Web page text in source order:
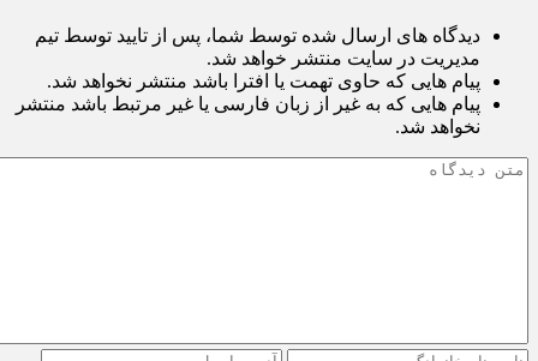
دیدگاه های ارسال شده توسط شما، پس از تایید توسط تیم
مدیریت در سایت منتشر خواهد شد.
پیام هایی که حاوی تهمت یا افترا باشد منتشر نخواهد شد.
پیام هایی که به غیر از زبان فارسی یا غیر مرتبط باشد منتشر
نخواهد شد.